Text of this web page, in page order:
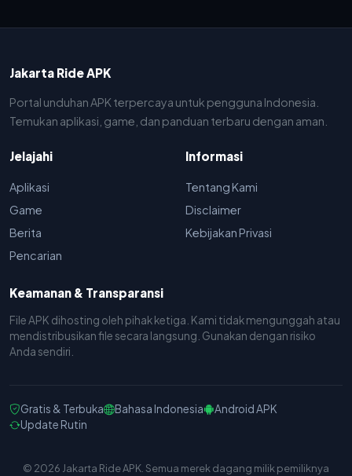
Jakarta Ride APK
Portal unduhan APK terpercaya untuk pengguna Indonesia.
Temukan aplikasi, game, dan panduan terbaru dengan aman.
Jelajahi
Aplikasi
Game
Berita
Pencarian
Informasi
Tentang Kami
Disclaimer
Kebijakan Privasi
Keamanan & Transparansi
File APK dihosting oleh pihak ketiga. Kami tidak mengunggah atau
mendistribusikan file secara langsung. Gunakan dengan risiko
Anda sendiri.
Gratis & Terbuka Bahasa Indonesia
Android APK
Update Rutin
© 2026 Jakarta Ride APK. Semua merek dagang milik pemiliknya